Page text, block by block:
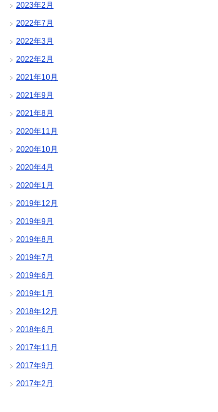
2023年2月
2022年7月
2022年3月
2022年2月
2021年10月
2021年9月
2021年8月
2020年11月
2020年10月
2020年4月
2020年1月
2019年12月
2019年9月
2019年8月
2019年7月
2019年6月
2019年1月
2018年12月
2018年6月
2017年11月
2017年9月
2017年2月